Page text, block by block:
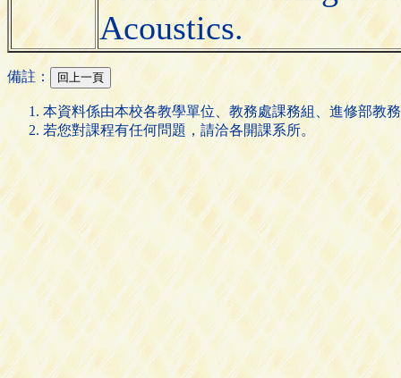
Acoustics.
備註：
本資料係由本校各教學單位、教務處課務組、進修部教
若您對課程有任何問題，請洽各開課系所。